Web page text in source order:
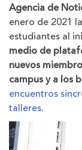
Agencia de
enero de 2021
estudiantes al
medio de
nuevos
campus y a los
encuentros
talleres.